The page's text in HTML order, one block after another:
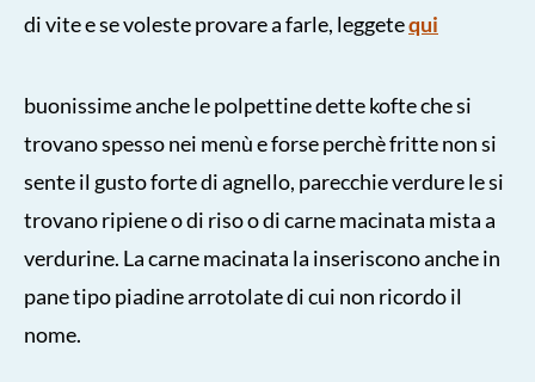
di vite e se voleste provare a farle, leggetequi
buonissime anche le polpettine dette kofte che si
trovano spesso nei menù e forse perchè fritte non si
sente il gusto forte di agnello, parecchie verdure le si
trovano ripiene o di riso o di carne macinata mista a
verdurine. La carne macinata la inseriscono anche in
pane tipo piadine arrotolate di cui non ricordo il
nome.